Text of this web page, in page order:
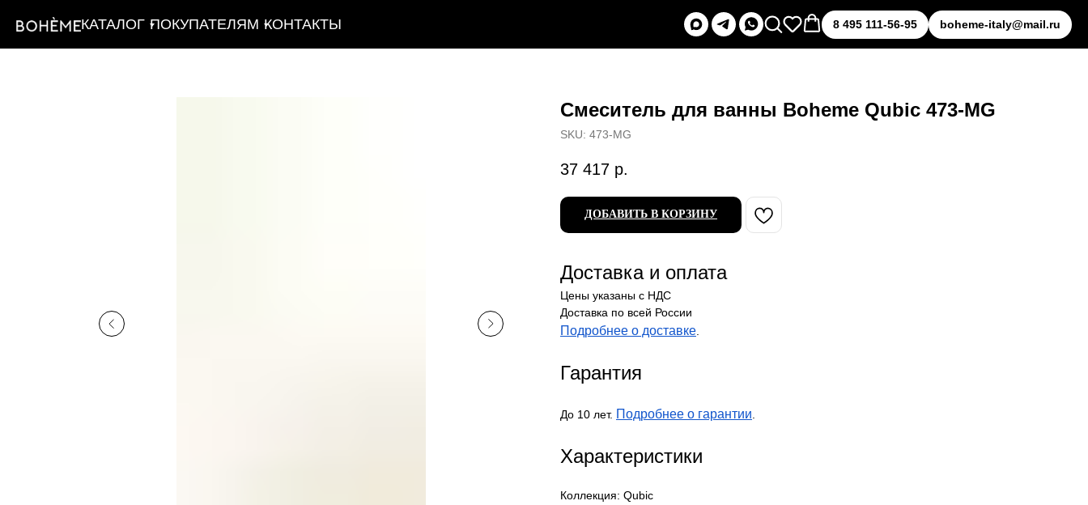
КАТАЛОГ ПОКУПАТЕЛЯМ КОНТАКТЫ 8 495 111-56-95 boheme-italy@mail.ru
Смеситель для ванны Boheme Qubic 473-MG
SKU: 473-MG
37 417 р.
ДОБАВИТЬ В КОРЗИНУ
Доставка и оплата
Цены указаны с НДС
Доставка по всей России
Подробнее о доставке.
Гарантия
До 10 лет. Подробнее о гарантии.
Характеристики
Коллекция: Qubic